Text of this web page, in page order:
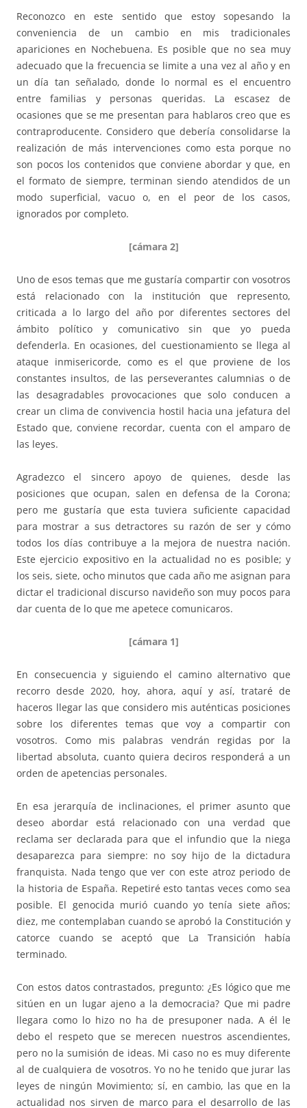
Reconozco en este sentido que estoy sopesando la
conveniencia de un cambio en mis tradicionales
apariciones en Nochebuena. Es posible que no sea muy
adecuado que la frecuencia se limite a una vez al año y en
un día tan señalado, donde lo normal es el encuentro
entre familias y personas queridas. La escasez de
ocasiones que se me presentan para hablaros creo que es
contraproducente. Considero que debería consolidarse la
realización de más intervenciones como esta porque no
son pocos los contenidos que conviene abordar y que, en
el formato de siempre, terminan siendo atendidos de un
modo superficial, vacuo o, en el peor de los casos,
ignorados por completo.
[cámara 2]
Uno de esos temas que me gustaría compartir con vosotros
está relacionado con la institución que represento,
criticada a lo largo del año por diferentes sectores del
ámbito político y comunicativo sin que yo pueda
defenderla. En ocasiones, del cuestionamiento se llega al
ataque inmisericorde, como es el que proviene de los
constantes insultos, de las perseverantes calumnias o de
las desagradables provocaciones que solo conducen a
crear un clima de convivencia hostil hacia una jefatura del
Estado que, conviene recordar, cuenta con el amparo de
las leyes.
Agradezco el sincero apoyo de quienes, desde las
posiciones que ocupan, salen en defensa de la Corona;
pero me gustaría que esta tuviera suficiente capacidad
para mostrar a sus detractores su razón de ser y cómo
todos los días contribuye a la mejora de nuestra nación.
Este ejercicio expositivo en la actualidad no es posible; y
los seis, siete, ocho minutos que cada año me asignan para
dictar el tradicional discurso navideño son muy pocos para
dar cuenta de lo que me apetece comunicaros.
[cámara 1]
En consecuencia y siguiendo el camino alternativo que
recorro desde 2020, hoy, ahora, aquí y así, trataré de
haceros llegar las que considero mis auténticas posiciones
sobre los diferentes temas que voy a compartir con
vosotros. Como mis palabras vendrán regidas por la
libertad absoluta, cuanto quiera deciros responderá a un
orden de apetencias personales.
En esa jerarquía de inclinaciones, el primer asunto que
deseo abordar está relacionado con una verdad que
reclama ser declarada para que el infundio que la niega
desaparezca para siempre: no soy hijo de la dictadura
franquista. Nada tengo que ver con este atroz periodo de
la historia de España. Repetiré esto tantas veces como sea
posible. El genocida murió cuando yo tenía siete años;
diez, me contemplaban cuando se aprobó la Constitución y
catorce cuando se aceptó que La Transición había
terminado.
Con estos datos contrastados, pregunto: ¿Es lógico que me
sitúen en un lugar ajeno a la democracia? Que mi padre
llegara como lo hizo no ha de presuponer nada. A él le
debo el respeto que se merecen nuestros ascendientes,
pero no la sumisión de ideas. Mi caso no es muy diferente
al de cualquiera de vosotros. Yo no he tenido que jurar las
leyes de ningún Movimiento; sí, en cambio, las que en la
actualidad nos sirven de marco para el desarrollo de las